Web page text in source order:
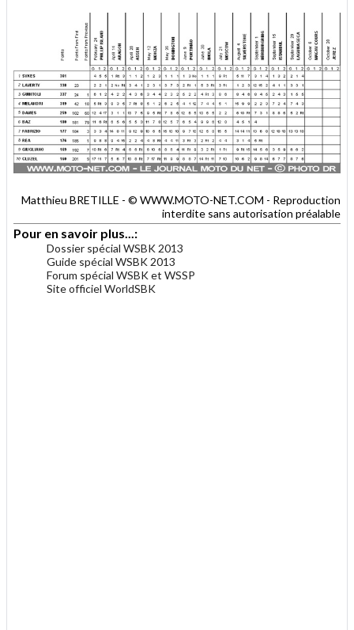
Matthieu BRETILLE - © WWW.MOTO-NET.COM - Reproduction
interdite sans autorisation préalable
Pour en savoir plus...:
Dossier spécial WSBK 2013
Guide spécial WSBK 2013
Forum spécial WSBK et WSSP
Site officiel WorldSBK